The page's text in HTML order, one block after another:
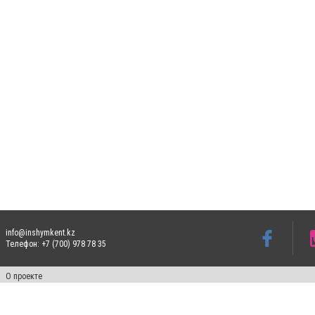
info@inshymkent.kz
Телефон: +7 (700) 978 78 35
О проекте